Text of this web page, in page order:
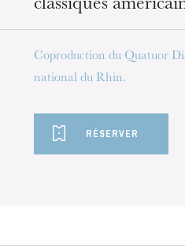
classiques
Coproduction du Quatuor
national du Rhin.
RÉSERVER